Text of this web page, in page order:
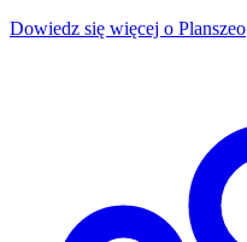
Dowiedz się więcej o Planszeo